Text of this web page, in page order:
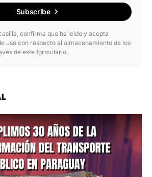
Subscribe
confirma que ha leído y acepta
uso con respecto al almacenamiento de los
de este formulario.